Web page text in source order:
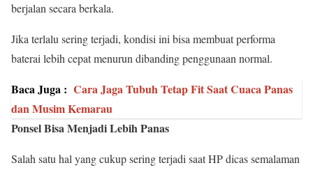
berjalan secara berkala.
Jika terlalu sering terjadi, kondisi ini bisa membuat performa
baterai lebih cepat menurun dibanding penggunaan normal.
Baca Juga : Cara Jaga Tubuh Tetap Fit Saat Cuaca Panas
dan Musim Kemarau
Ponsel Bisa Menjadi Lebih Panas
Salah satu hal yang cukup sering terjadi saat HP dicas semalaman